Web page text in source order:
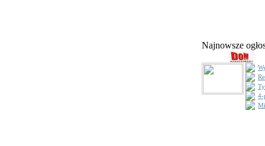
Najnowsze
4-